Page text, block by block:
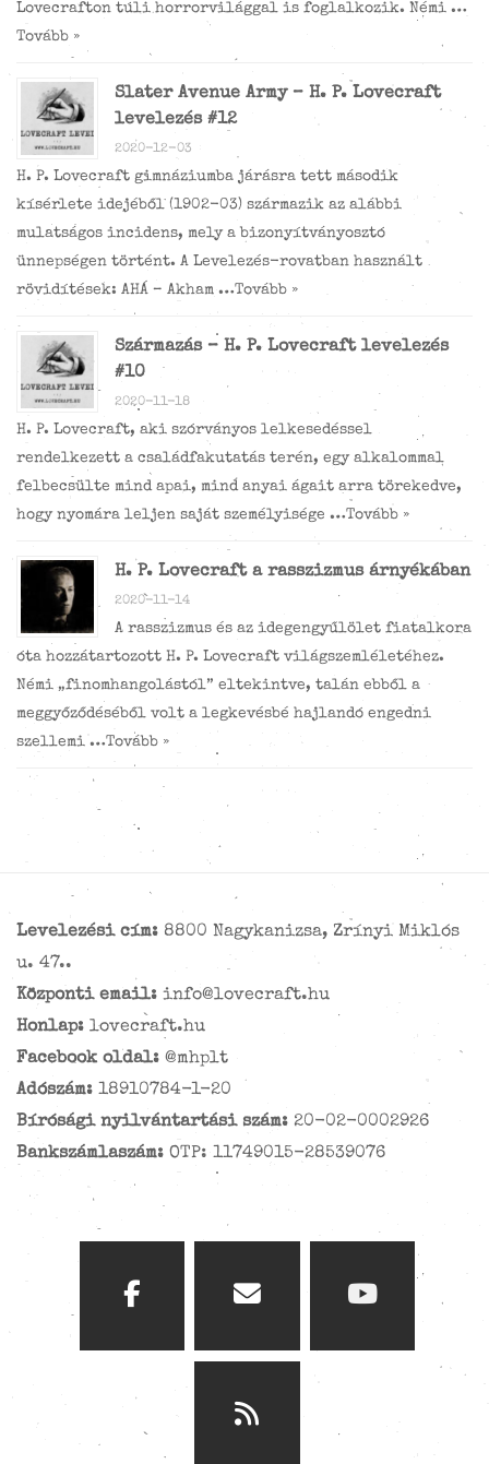
Lovecrafton túli horrorvilággal is foglalkozik. Némi …
Tovább »
Slater Avenue Army – H. P. Lovecraft
levelezés #12
2020-12-03
H. P. Lovecraft gimnáziumba járásra tett második
kísérlete idejéből (1902-03) származik az alábbi
mulatságos incidens, mely a bizonyítványosztó
ünnepségen történt. A Levelezés-rovatban használt
rövidítések: AHÁ – Akham …Tovább »
Származás – H. P. Lovecraft levelezés
#10
2020-11-18
H. P. Lovecraft, aki szórványos lelkesedéssel
rendelkezett a családfakutatás terén, egy alkalommal
felbecsülte mind apai, mind anyai ágait arra törekedve,
hogy nyomára leljen saját személyisége …Tovább »
H. P. Lovecraft a rasszizmus árnyékában
2020-11-14
A rasszizmus és az idegengyűlölet fiatalkora
óta hozzátartozott H. P. Lovecraft világszemléletéhez.
Némi „finomhangolástól” eltekintve, talán ebből a
meggyőződéséből volt a legkevésbé hajlandó engedni
szellemi …Tovább »
Levelezési cím: 8800 Nagykanizsa, Zrínyi Miklós
u. 47..
Központi email: info@lovecraft.hu
Honlap: lovecraft.hu
Facebook oldal: @mhplt
Adószám: 18910784-1-20
Bírósági nyilvántartási szám: 20-02-0002926
Bankszámlaszám: OTP: 11749015-28539076